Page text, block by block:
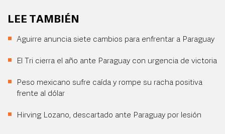
LEE TAMBIÉN
Aguirre anuncia siete cambios para enfrentar a Paraguay
El Tri cierra el año ante Paraguay con urgencia de victoria
Peso mexicano sufre caída y rompe su racha positiva
frente al dólar
Hirving Lozano, descartado ante Paraguay por lesión